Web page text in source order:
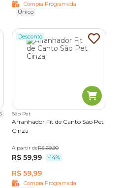
Compra Programada
Único
Desconto
São Pet
Arranhador Fit de Canto São Pet
Cinza
A partir deR$ 69,90
R$ 59,99 -14%
R$ 59,99
Compra Programada